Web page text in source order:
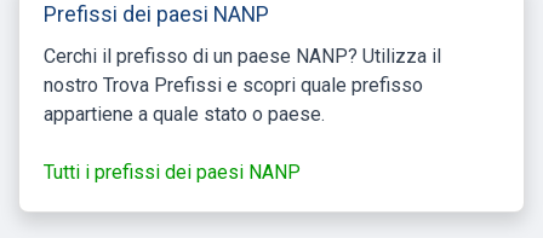
Prefissi dei paesi NANP
Cerchi il prefisso di un paese NANP? Utilizza il
nostro Trova Prefissi e scopri quale prefisso
appartiene a quale stato o paese.
Tutti i prefissi dei paesi NANP